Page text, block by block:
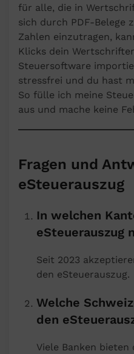
für alle, die in
sich durch PDF-Belege
Zahlen einzutragen,
Klicks dein
Steuersoftware
stressfrei und du hast
So fülle ich meine
aus und mache keine
Fragen und
eSteuerauszug
In welchen
eSteuerauszug
Seit 2023
den eSteuerauszug.
Welche
den
Viele Banken